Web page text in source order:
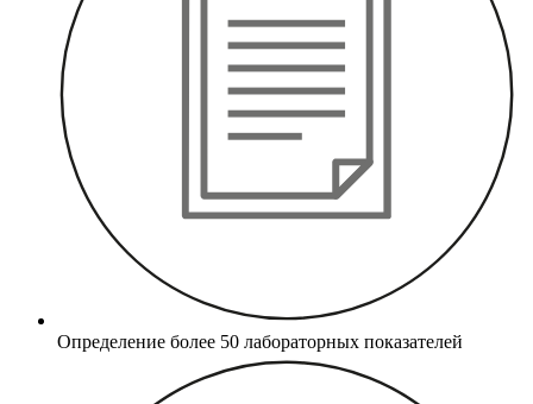
Определение более 50 лабораторных показателей